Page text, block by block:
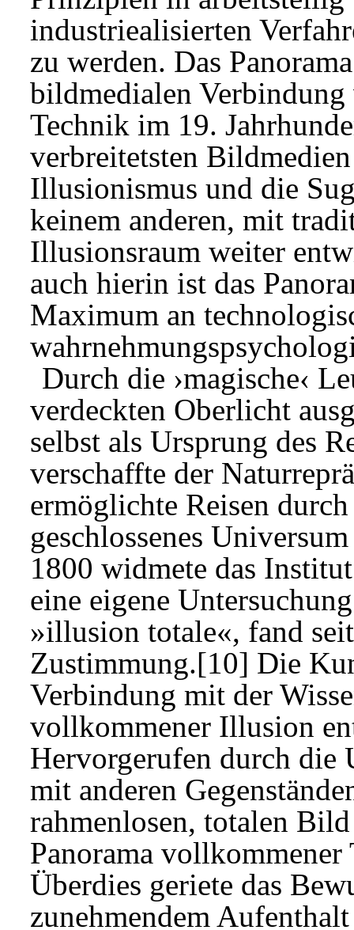
industriealisierten
zu werden. Das
bildmedialen
Technik im 19.
verbreitetsten
Illusionismus und die
keinem anderen, mit
Illusionsraum weiter
auch hierin ist das
Maximum an
Durch die ›magische‹
verdeckten Oberlicht
selbst als Ursprung des
verschaffte der
ermöglichte Reisen
geschlossenes
1800 widmete das
eine eigene
»illusion totale«, fand
Zustimmung.[10] Die
Verbindung mit der
vollkommener Illusion
Hervorgerufen durch die
mit anderen
rahmenlosen, totalen
Panorama vollkommener
Überdies geriete das
zunehmendem